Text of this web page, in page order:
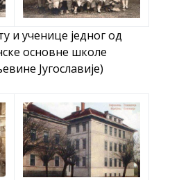
и ученице једног од
основне школе
Југославије)